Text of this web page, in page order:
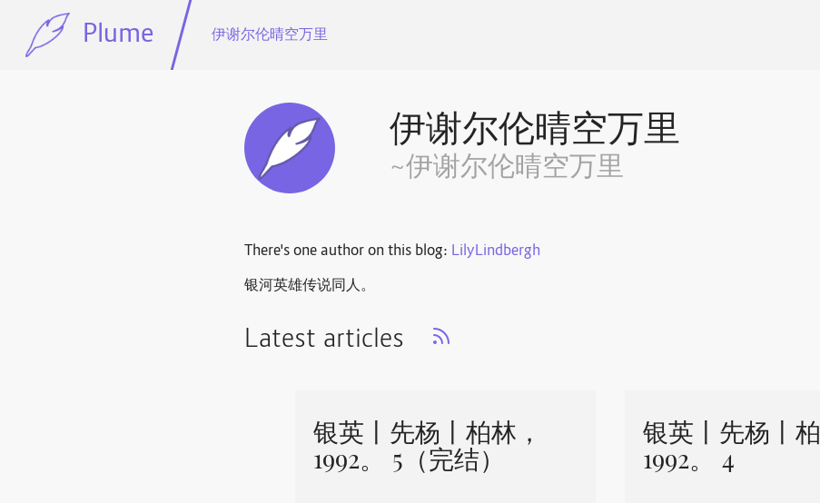
Plume 伊谢尔伦晴空万里
伊谢尔伦晴空万里
~伊谢尔伦晴空万里
There's one author on this blog: LilyLindbergh
银河英雄传说同人。
Latest articles
银英丨先杨丨柏林，
1992。 5（完结）
银英丨先杨丨
1992。 4